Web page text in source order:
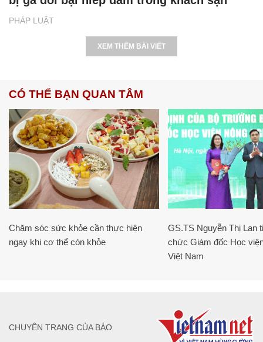
PHÁP LUẬT
XEM THÊM BÀI VIẾT
CÓ THỂ BẠN QUAN TÂM
Chăm sóc sức khỏe cần thực hiện
ngay khi cơ thể còn khỏe
GS.TS Nguyễn Thị Lan
chức Giám đốc Học
Việt Nam
CHUYÊN TRANG CỦA BÁO